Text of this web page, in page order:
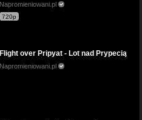
Napromieniowani.pl
720p
Flight over Pripyat - Lot nad Prypecią
Napromieniowani.pl